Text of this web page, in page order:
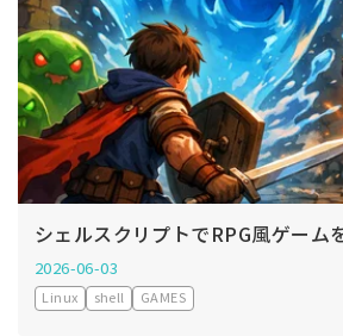
シェルスクリプトでRPG風ゲー
2026-06-03
Linux shell GAMES